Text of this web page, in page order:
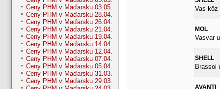
Ceny PHM v Maďarsku 03.05.
Ceny PHM v Maďarsku 28.04.
Ceny PHM v Maďarsku 26.04.
Ceny PHM v Maďarsku 21.04.
Ceny PHM v Maďarsku 19.04.
Ceny PHM v Maďarsku 14.04.
Ceny PHM v Maďarsku 12.04.
Ceny PHM v Maďarsku 07.04.
Ceny PHM v Maďarsku 05.04.
Ceny PHM v Maďarsku 31.03.
Ceny PHM v Maďarsku 29.03.
Vas köz
MOL
Vasvar
SHELL
Brassoi
AVANTI